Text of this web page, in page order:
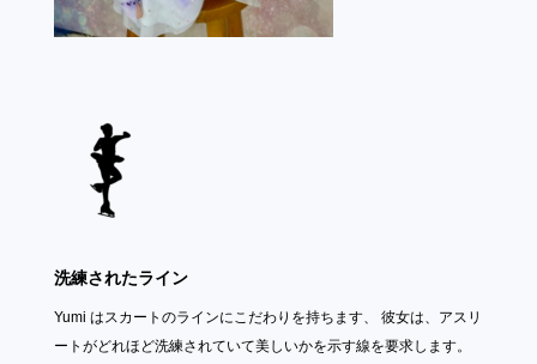
洗練されたライン
Yumi はスカートのラインにこだわりを持ちます、 彼女は、アスリ
ートがどれほど洗練されていて美しいかを示す線を要求します。